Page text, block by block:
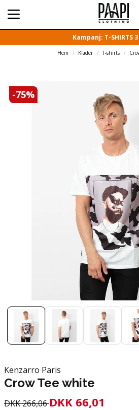
Kampanj: T-SHIRTS
Hem Kläder T-shirts
-75%
Kenzarro Paris
Crow Tee white
DKK 266,06DKK 66,01